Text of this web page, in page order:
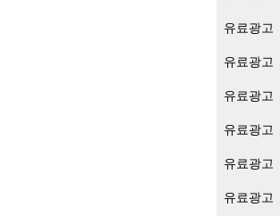
유료광고
유료광고
유료광고
유료광고
유료광고
유료광고